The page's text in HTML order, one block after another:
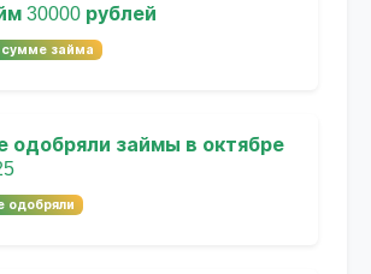
30000 рублей
сумме займа
одобряли займы в октябре
одобряли